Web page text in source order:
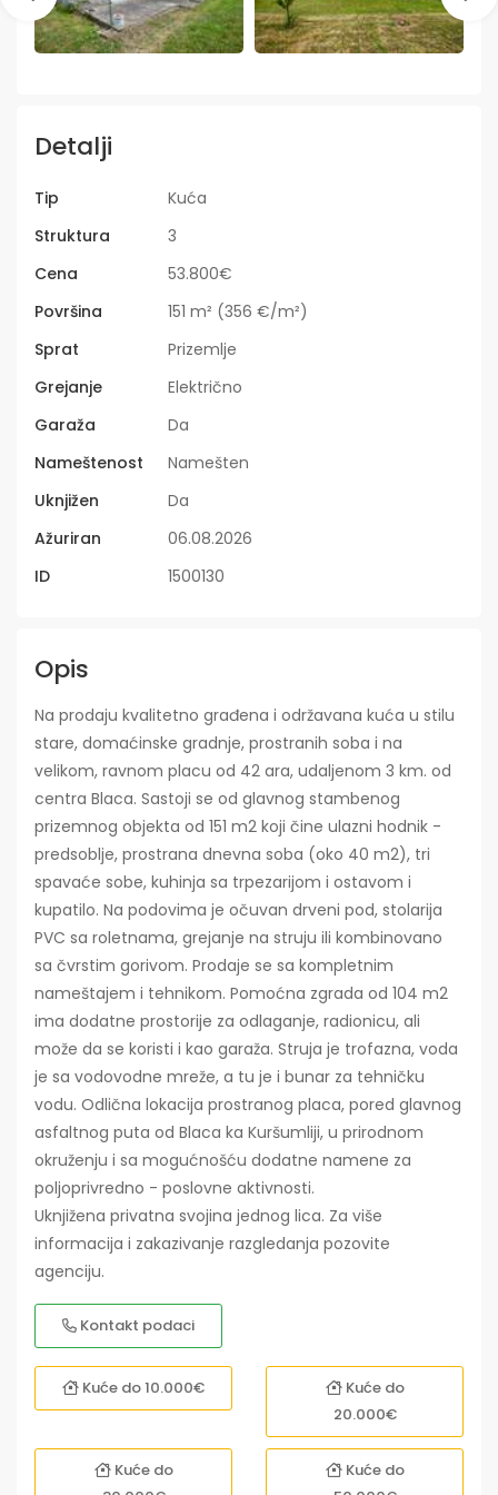
Detalji
Tip
Kuća
Struktura
3
Cena
53.800€
Površina
151 m² (356 €/m²)
Sprat
Prizemlje
Grejanje
Električno
Garaža
Da
Nameštenost
Namešten
Uknjižen
Da
Ažuriran
06.08.2026
ID
1500130
Opis
Na prodaju kvalitetno građena i održavana kuća u stilu
stare, domaćinske gradnje, prostranih soba i na
velikom, ravnom placu od 42 ara, udaljenom 3 km. od
centra Blaca. Sastoji se od glavnog stambenog
prizemnog objekta od 151 m2 koji čine ulazni hodnik -
predsoblje, prostrana dnevna soba (oko 40 m2), tri
spavaće sobe, kuhinja sa trpezarijom i ostavom i
kupatilo. Na podovima je očuvan drveni pod, stolarija
PVC sa roletnama, grejanje na struju ili kombinovano
sa čvrstim gorivom. Prodaje se sa kompletnim
nameštajem i tehnikom. Pomoćna zgrada od 104 m2
ima dodatne prostorije za odlaganje, radionicu, ali
može da se koristi i kao garaža. Struja je trofazna, voda
je sa vodovodne mreže, a tu je i bunar za tehničku
vodu. Odlična lokacija prostranog placa, pored glavnog
asfaltnog puta od Blaca ka Kuršumliji, u prirodnom
okruženju i sa mogućnošću dodatne namene za
poljoprivredno - poslovne aktivnosti.
Uknjižena privatna svojina jednog lica. Za više
informacija i zakazivanje razgledanja pozovite
agenciju.
Kontakt podaci
Kuće do 10.000€
Kuće do
20.000€
Kuće do
Kuće do